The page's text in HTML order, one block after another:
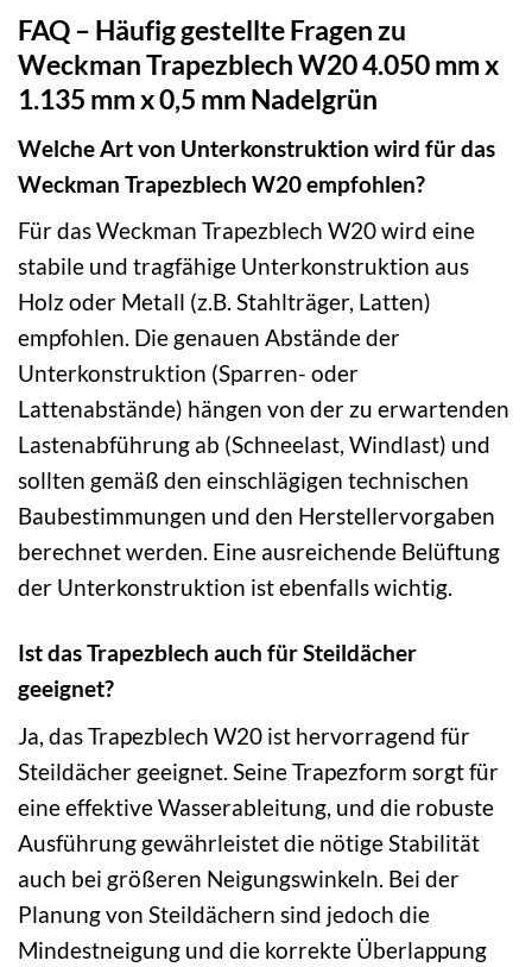
FAQ – Häufig gestellte Fragen zu
Weckman Trapezblech W20 4.050 mm x
1.135 mm x 0,5 mm Nadelgrün
Welche Art von Unterkonstruktion wird für das
Weckman Trapezblech W20 empfohlen?
Für das Weckman Trapezblech W20 wird eine
stabile und tragfähige Unterkonstruktion aus
Holz oder Metall (z.B. Stahlträger, Latten)
empfohlen. Die genauen Abstände der
Unterkonstruktion (Sparren- oder
Lattenabstände) hängen von der zu erwartenden
Lastenabführung ab (Schneelast, Windlast) und
sollten gemäß den einschlägigen technischen
Baubestimmungen und den Herstellervorgaben
berechnet werden. Eine ausreichende Belüftung
der Unterkonstruktion ist ebenfalls wichtig.
Ist das Trapezblech auch für Steildächer
geeignet?
Ja, das Trapezblech W20 ist hervorragend für
Steildächer geeignet. Seine Trapezform sorgt für
eine effektive Wasserableitung, und die robuste
Ausführung gewährleistet die nötige Stabilität
auch bei größeren Neigungswinkeln. Bei der
Planung von Steildächern sind jedoch die
Mindestneigung und die korrekte Überlappung